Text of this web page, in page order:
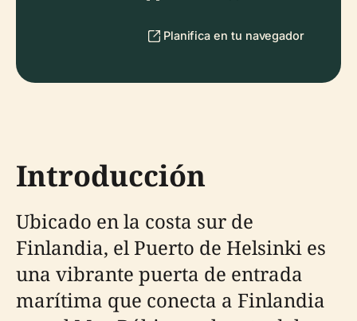
Planifica en tu navegador
Introducción
Ubicado en la costa sur de
Finlandia, el Puerto de Helsinki es
una vibrante puerta de entrada
marítima que conecta a Finlandia